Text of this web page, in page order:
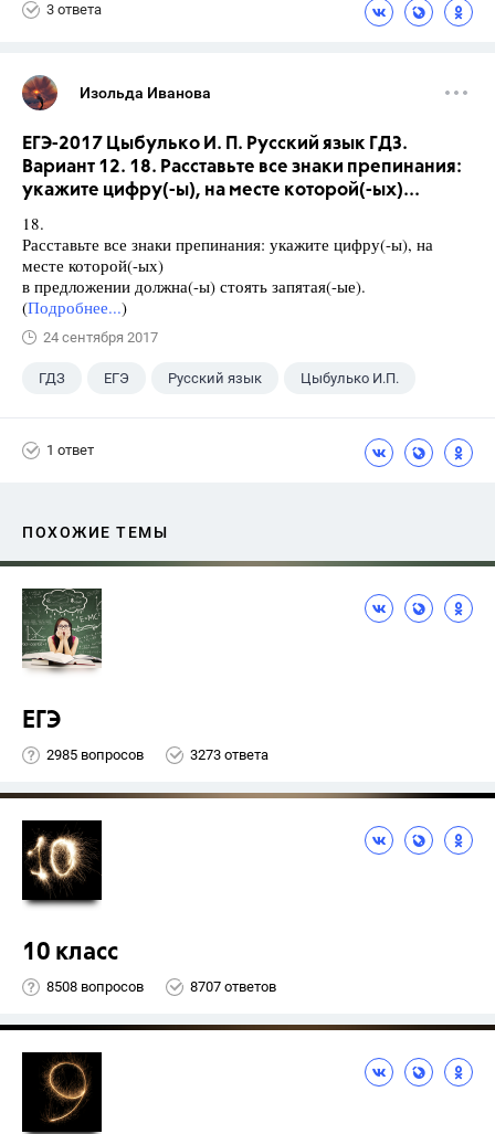
3 ответа
Изольда Иванова
ЕГЭ-2017 Цыбулько И. П. Русский язык ГДЗ.
Вариант 12. 18. Расставьте все знаки препинания:
укажите цифру(-ы), на месте которой(-ых)...
18.
Расставьте все знаки препинания: укажите цифру(-ы), на
месте которой(-ых)
в предложении должна(-ы) стоять запятая(-ые).
(Подробнее...)
24 сентября 2017
ГДЗ ЕГЭ Русский язык Цыбулько И.П.
1 ответ
ПОХОЖИЕ ТЕМЫ
ЕГЭ
2985 вопросов 3273 ответа
10 класс
8508 вопросов 8707 ответов